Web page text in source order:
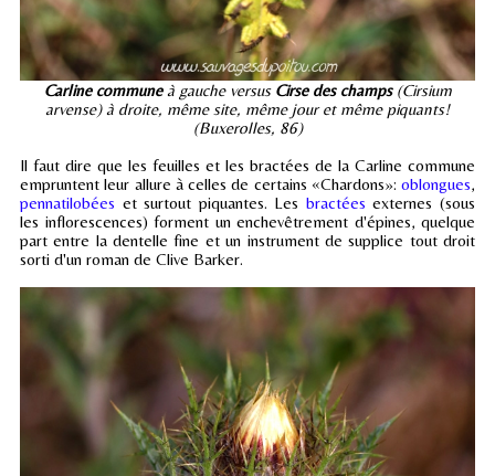
Carline communeà gauche versus Cirse des champs(Cirsium
arvense) à droite, même site, même jour et même piquants!
(Buxerolles, 86)
Il faut dire que les feuilles et les bractées de la Carline commune
empruntent leur allure à celles de certains «Chardons»: oblongues,
pennatilobées et surtout piquantes. Les bractées externes (sous
les inflorescences) forment un enchevêtrement d'épines, quelque
part entre la dentelle fine et un instrument de supplice tout droit
sorti d'un roman de Clive Barker.